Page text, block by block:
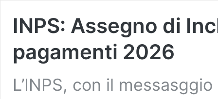
INPS: Assegno di
pagamenti 2026
L’INPS, con il